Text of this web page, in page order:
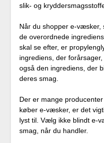
slik- og
Når du shopper e-
de overordnede
skal se efter, er
ingrediens, der
også den ingrediens, der
deres smag.
Der er mange
køber e-væsker, er det
lyst til. Vælg ikke blindt e-
smag, når du handler.